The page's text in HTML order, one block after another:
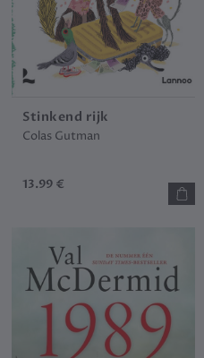
Stinkend rijk
Colas Gutman
13.99 €